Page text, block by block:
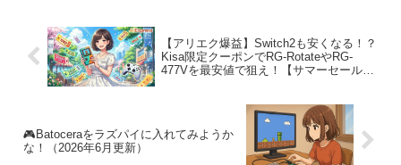
【アリエク爆益】Switch2も安くなる！？
Kisa限定クーポンでRG-RotateやRG-
477Vを最安値で狙え！【サマーセール】
🎮Batoceraをラズパイに入れてみようか
な！（2026年6月更新）